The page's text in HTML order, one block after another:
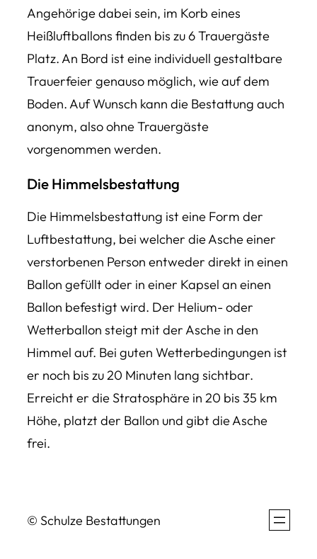
Angehörige dabei sein, im Korb eines
Heißluftballons finden bis zu 6 Trauergäste
Platz. An Bord ist eine individuell gestaltbare
Trauerfeier genauso möglich, wie auf dem
Boden. Auf Wunsch kann die Bestattung auch
anonym, also ohne Trauergäste
vorgenommen werden.
Die Himmelsbestattung
Die Himmelsbestattung ist eine Form der
Luftbestattung, bei welcher die Asche einer
verstorbenen Person entweder direkt in einen
Ballon gefüllt oder in einer Kapsel an einen
Ballon befestigt wird. Der Helium- oder
Wetterballon steigt mit der Asche in den
Himmel auf. Bei guten Wetterbedingungen ist
er noch bis zu 20 Minuten lang sichtbar.
Erreicht er die Stratosphäre in 20 bis 35 km
Höhe, platzt der Ballon und gibt die Asche
frei.
© Schulze Bestattungen